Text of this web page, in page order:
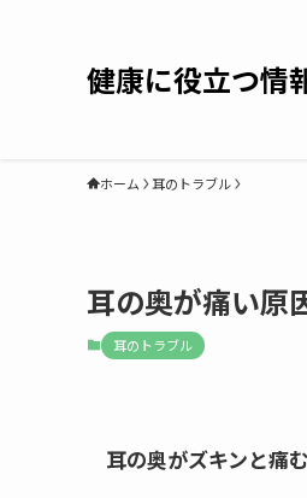
健康に役立つ情
ホーム 耳のトラブル
耳の奥が痛い原
耳のトラブル
耳の奥がズキンと痛む